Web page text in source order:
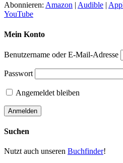
Abonnieren: Amazon | Audible |
YouTube
Mein Konto
Benutzername oder E-Mail-Adresse
Passwort
Angemeldet bleiben
Suchen
Nutzt auch unseren Buchfinder!